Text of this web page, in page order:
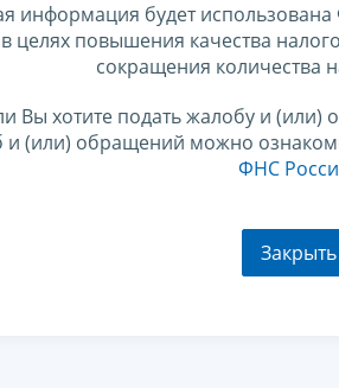
информация будет
в целях повышения качества
сокращения количества
Вы хотите подать жалобу и
и (или) обращений можно
ФНС
Закрыть